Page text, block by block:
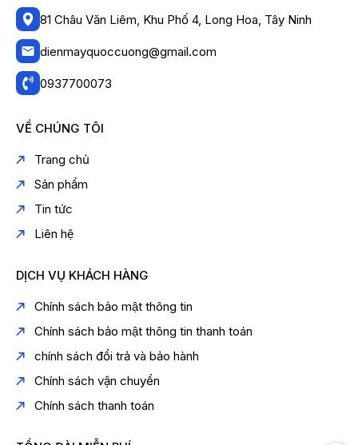
81 Châu Văn Liêm, Khu Phố 4, Long Hoa, Tây Ninh
dienmayquoccuong@gmail.com
0937700073
VỀ CHÚNG TÔI
Trang chủ
Sản phẩm
Tin tức
Liên hệ
DỊCH VỤ KHÁCH HÀNG
Chính sách bảo mật thông tin
Chính sách bảo mật thông tin thanh toán
chính sách đổi trả và bảo hành
Chính sách vận chuyển
Chính sách thanh toán